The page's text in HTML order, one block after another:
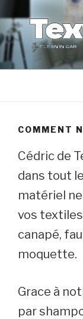
au
contenu
principal
TEX'TIL
Le nettoyage de
COMMENT
Cédric de
dans tout
matériel
vos
canapé,
moquette.
Grace à
par